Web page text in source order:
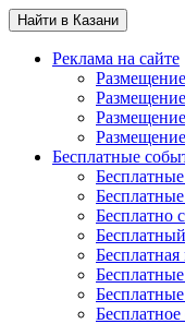
Найти в Казани
Реклама на сайте
Бесплатные
Бесплатно